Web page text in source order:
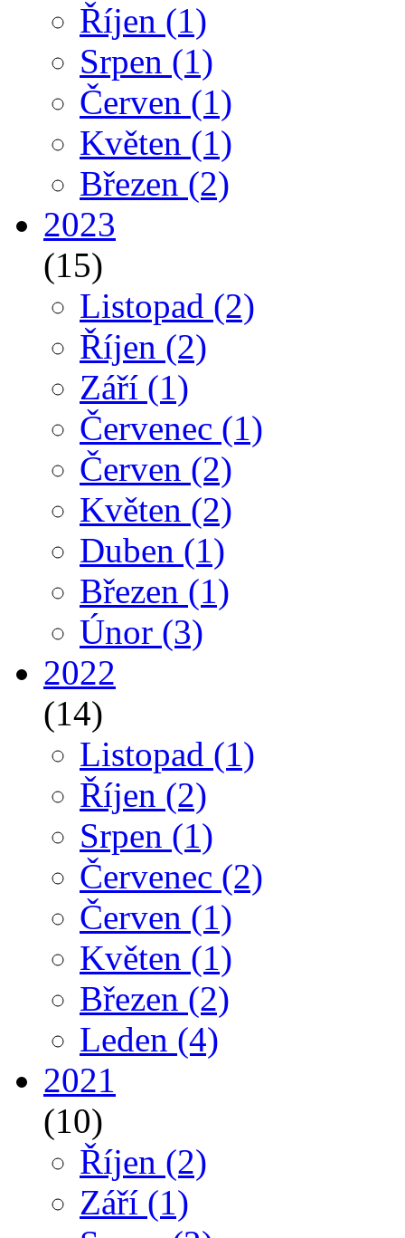
Říjen (1)
Srpen (1)
Červen (1)
Květen (1)
Březen (2)
2023
(15)
Listopad (2)
Říjen (2)
Září (1)
Červenec (1)
Červen (2)
Květen (2)
Duben (1)
Březen (1)
Únor (3)
2022
(14)
Listopad (1)
Říjen (2)
Srpen (1)
Červenec (2)
Červen (1)
Květen (1)
Březen (2)
Leden (4)
2021
(10)
Říjen (2)
Září (1)